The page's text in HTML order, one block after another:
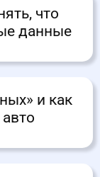
что
данные
и как